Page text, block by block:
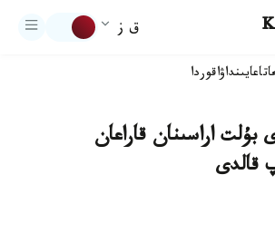
ق ز
تاعايىنداۋاقوردا
بۇلت اراسىنان قاراعان
قالدى